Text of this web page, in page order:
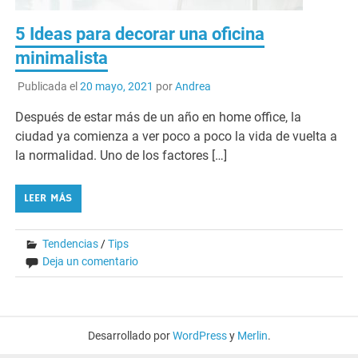
5 Ideas para decorar una oficina
minimalista
Publicada el 20 mayo, 2021 porAndrea
Después de estar más de un año en home office, la
ciudad ya comienza a ver poco a poco la vida de vuelta a
la normalidad. Uno de los factores […]
LEER MÁS
Tendencias /Tips
Deja un comentario
Desarrollado porWordPressy Merlin.